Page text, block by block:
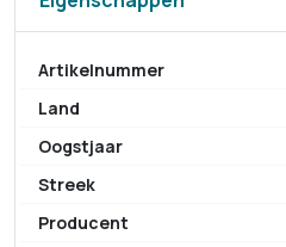
Artikelnummer
Land
Oogstjaar
Streek
Producent